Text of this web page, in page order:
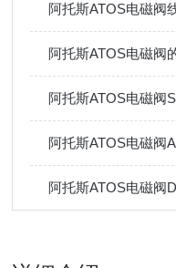
阿托斯ATOS电磁阀
阿托斯ATOS电磁阀
阿托斯ATOS电磁阀
阿托斯ATOS电磁阀